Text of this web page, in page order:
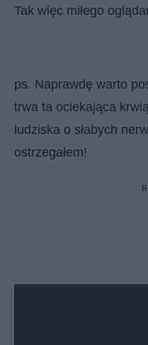
Tak więc miłego
ps. Naprawdę warto
trwa ta ociekająca
ludziska o słabych
ostrzegałem!